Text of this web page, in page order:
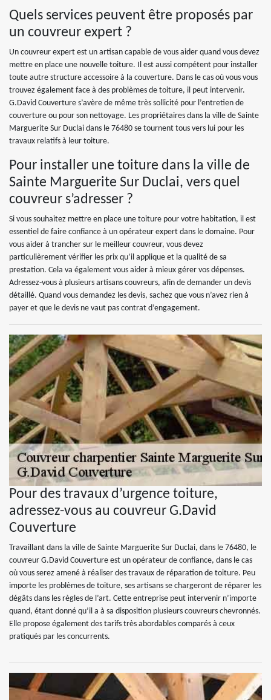
Quels services peuvent être proposés par
un couvreur expert ?
Un couvreur expert est un artisan capable de vous aider quand vous devez
mettre en place une nouvelle toiture. Il est aussi compétent pour installer
toute autre structure accessoire à la couverture. Dans le cas où vous vous
trouvez également face à des problèmes de toiture, il peut intervenir.
G.David Couverture s’avère de même très sollicité pour l’entretien de
couverture ou pour son nettoyage. Les propriétaires dans la ville de Sainte
Marguerite Sur Duclai dans le 76480 se tournent tous vers lui pour les
travaux relatifs à leur toiture.
Pour installer une toiture dans la ville de
Sainte Marguerite Sur Duclai, vers quel
couvreur s’adresser ?
Si vous souhaitez mettre en place une toiture pour votre habitation, il est
essentiel de faire confiance à un opérateur expert dans le domaine. Pour
vous aider à trancher sur le meilleur couvreur, vous devez
particulièrement vérifier les prix qu’il applique et la qualité de sa
prestation. Cela va également vous aider à mieux gérer vos dépenses.
Adressez-vous à plusieurs artisans couvreurs, afin de demander un devis
détaillé. Quand vous demandez les devis, sachez que vous n’avez rien à
payer et que le devis ne vaut pas contrat d’engagement.
Pour des travaux d’urgence toiture,
adressez-vous au couvreur G.David
Couverture
Travaillant dans la ville de Sainte Marguerite Sur Duclai, dans le 76480, le
couvreur G.David Couverture est un opérateur de confiance, dans le cas
où vous serez amené à réaliser des travaux de réparation de toiture. Peu
importe les problèmes de toiture, ses artisans se chargeront de réparer les
dégâts dans les règles de l’art. Cette entreprise peut intervenir n’importe
quand, étant donné qu’il a à sa disposition plusieurs couvreurs chevronnés.
Elle propose également des tarifs très abordables comparés à ceux
pratiqués par les concurrents.